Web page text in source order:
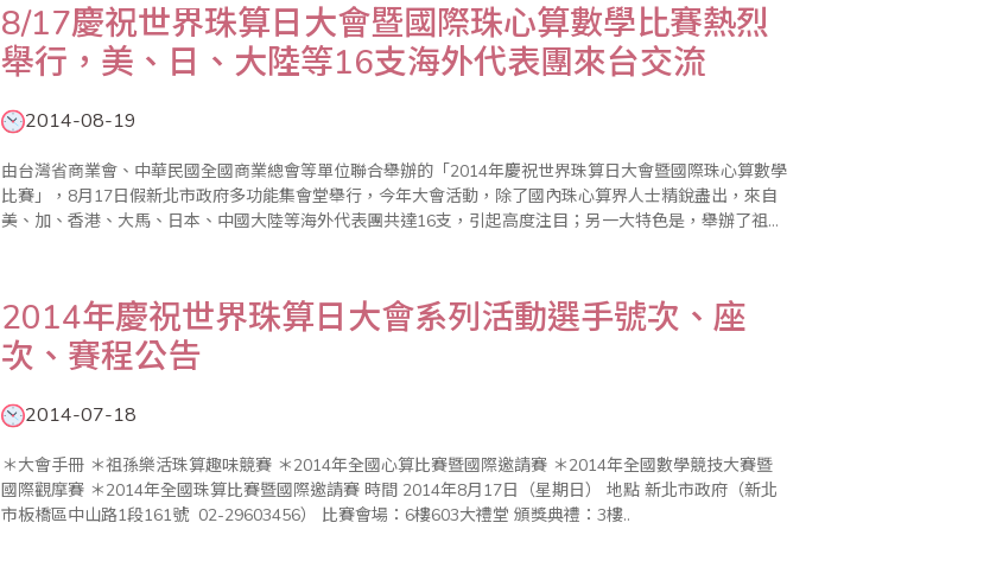
8/17慶祝世界珠算日大會暨國際珠心算數學比賽熱烈
舉行，美、日、大陸等16支海外代表團來台交流
2014-08-19
由台灣省商業會、中華民國全國商業總會等單位聯合舉辦的「2014年慶祝世界珠算日大會暨國際珠心算數學
比賽」，8月17日假新北市政府多功能集會堂舉行，今年大會活動，除了國內珠心算界人士精銳盡出，來自
美、加、香港、大馬、日本、中國大陸等海外代表團共達16支，引起高度注目；另一大特色是，舉辦了祖孫
2014年慶祝世界珠算日大會系列活動選手號次、座
次、賽程公告
2014-07-18
＊大會手冊 ＊祖孫樂活珠算趣味競賽 ＊2014年全國心算比賽暨國際邀請賽 ＊2014年全國數學競技大賽暨
國際觀摩賽 ＊2014年全國珠算比賽暨國際邀請賽 時間 2014年8月17日（星期日） 地點 新北市政府（新北
市板橋區中山路1段161號 02-29603456） 比賽會場：6樓603大禮堂 頒獎典禮：3樓..